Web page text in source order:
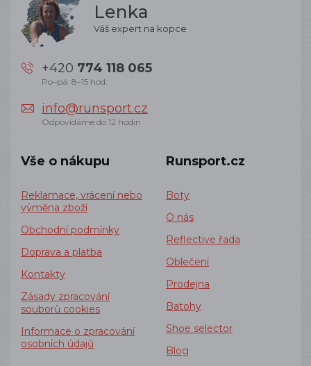
Lenka
Váš expert na kopce
+420 774 118 065
Po–pá: 8–15 hod.
info@runsport.cz
Odpovídáme do 12 hodin
Vše o nákupu
Reklamace, vrácení nebo
výměna zboží
Obchodní podmínky
Doprava a platba
Kontakty
Zásady zpracování
souborů cookies
Informace o zpracování
osobních údajů
Runsport.cz
Boty
O nás
Reflective řada
Oblečení
Prodejna
Batohy
Shoe selector
Blog